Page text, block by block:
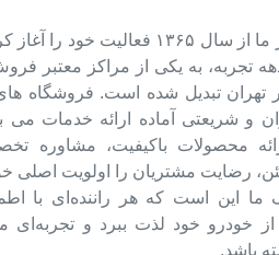
فروشگاه تایر ما از سال ۱۳۶۵ فعالیت خود
تجربه، به یکی از مراکز معتبر
تهران تبدیل شده است. فروشگاه
و شریعتی آماده ارائه خدمات می
محصولات باکیفیت، مشاوره
رضایت مشتریان را اولویت اصلی
ما این است که هر راننده‌ای با
از خودرو خود لذت ببرد و تجربه‌ای
باشد.